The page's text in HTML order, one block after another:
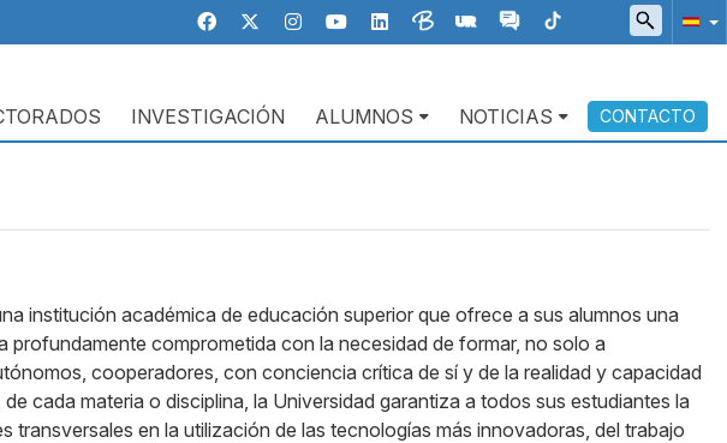
INVESTIGACIÓN ALUMNOS NOTICIAS CONTACTO
institución académica de educación superior que ofrece a sus alumnos una
comprometida con la necesidad de formar, no solo a
cooperadores, con conciencia crítica de sí y de la realidad y capacidad
cada materia o disciplina, la Universidad garantiza a todos sus estudiantes la
transversales en la utilización de las tecnologías más innovadoras, del trabajo